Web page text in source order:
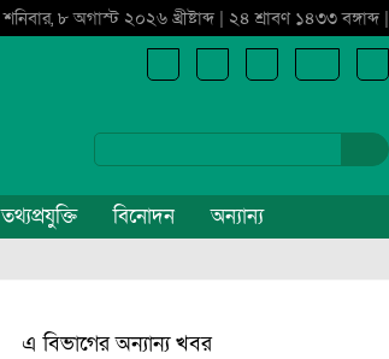
শনিবার, ৮ অগাস্ট ২০২৬ খ্রীষ্টাব্দ | ২৪ শ্রাবণ ১৪৩৩ বঙ্গাব্দ |
তথ্যপ্রযুক্তি বিনোদন অন্যান্য
এ বিভাগের অন্যান্য খবর